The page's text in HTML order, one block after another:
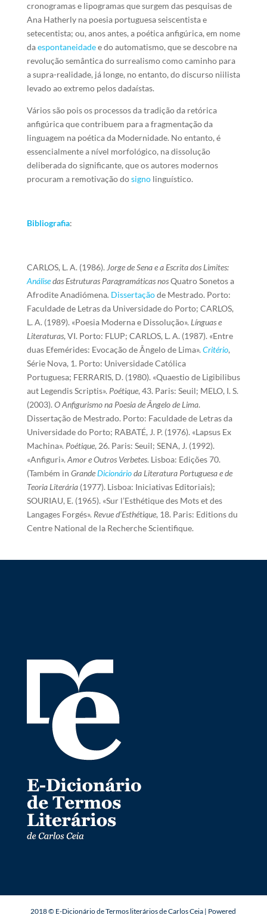
cronogramas e lipogramas que surgem das pesquisas de
Ana Hatherly na poesia portuguesa seiscentista e
setecentista; ou, anos antes, a poética anfigúrica, em nome
daespontaneidadee do automatismo, que se descobre na
revolução semântica do surrealismo como caminho para
a supra-realidade, já longe, no entanto, do discurso niilista
levado ao extremo pelos dadaístas.
Vários são pois os processos da tradição da retórica
anfigúrica que contribuem para a fragmentação da
linguagem na poética da Modernidade. No entanto, é
essencialmente a nível morfológico, na dissolução
deliberada do significante, que os autores modernos
procuram a remotivação dosignolinguístico.
Bibliografia:
CARLOS, L. A. (1986). Jorge de Sena e a Escrita dos Limites:
Análisedas Estruturas Paragramáticas nosQuatro Sonetos a
Afrodite Anadiómena. Dissertaçãode Mestrado. Porto:
Faculdade de Letras da Universidade do Porto; CARLOS,
L. A. (1989). «Poesia Moderna e Dissolução». Línguas e
Literaturas, VI. Porto: FLUP; CARLOS, L. A. (1987). «Entre
duas Efemérides: Evocação de Ângelo de Lima». Critério,
Série Nova, 1. Porto: Universidade Católica
Portuguesa; FERRARIS, D. (1980). «Quaestio de Ligibilibus
aut Legendis Scriptis». Poétique, 43. Paris: Seuil; MELO, I. S.
(2003). O Anfigurismo na Poesia de Ângelo de Lima.
Dissertação de Mestrado. Porto: Faculdade de Letras da
Universidade do Porto; RABATÉ, J. P. (1976). «Lapsus Ex
Machina». Poétique, 26. Paris: Seuil; SENA, J. (1992).
«Anfiguri». Amor e Outros Verbetes. Lisboa: Edições 70.
(Também in GrandeDicionárioda Literatura Portuguesa e de
Teoria Literária(1977). Lisboa: Iniciativas Editoriais);
SOURIAU, E. (1965). «Sur l’Esthétique des Mots et des
Langages Forgés». Revue d’Esthétique, 18. Paris: Editions du
Centre National de la Recherche Scientifique.
2018 © E-Dicionário de Termos literários de Carlos Ceia | Powered